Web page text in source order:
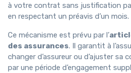
à votre contrat sans justification
en respectant un préavis d’un mois.
Ce mécanisme est prévu par l’
des assurances. Il garantit à
changer d’assureur ou d’ajuster sa
par une période d’engagement